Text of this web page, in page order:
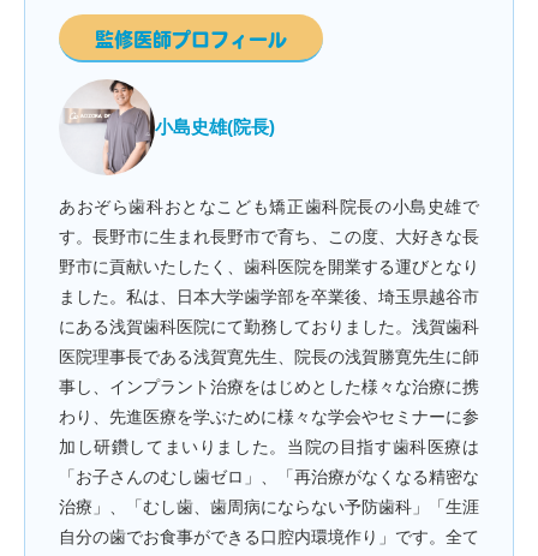
監修医師プロフィール
小島史雄(院長)
あおぞら歯科おとなこども矯正歯科院長の小島史雄で
す。長野市に生まれ長野市で育ち、この度、大好きな長
野市に貢献いたしたく、歯科医院を開業する運びとなり
ました。私は、日本大学歯学部を卒業後、埼玉県越谷市
にある浅賀歯科医院にて勤務しておりました。浅賀歯科
医院理事長である浅賀寛先生、院長の浅賀勝寛先生に師
事し、インプラント治療をはじめとした様々な治療に携
わり、先進医療を学ぶために様々な学会やセミナーに参
加し研鑽してまいりました。当院の目指す歯科医療は
「お子さんのむし歯ゼロ」、「再治療がなくなる精密な
治療」、「むし歯、歯周病にならない予防歯科」「生涯
自分の歯でお食事ができる口腔内環境作り」です。全て